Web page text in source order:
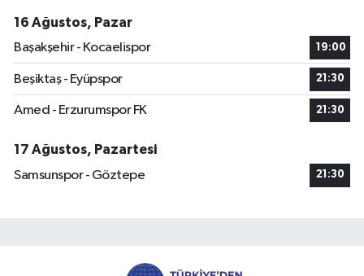
16 Ağustos, Pazar
Başakşehir - Kocaelispor
19:00
Beşiktaş - Eyüpspor 21:30
Amed - Erzurumspor FK 21:30
17 Ağustos, Pazartesi
Samsunspor - Göztepe
21:30